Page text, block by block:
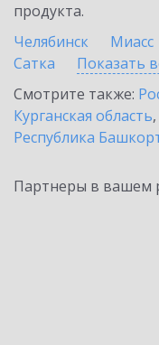
продукта.
Челябинск
Миасс
Сатка
Показать
Смотрите также:
Курганская область,
Республика
Партнеры в вашем